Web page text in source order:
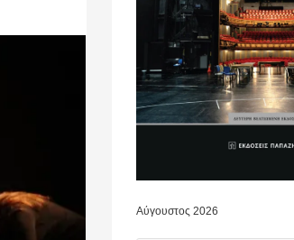
Αύγουστος 2026